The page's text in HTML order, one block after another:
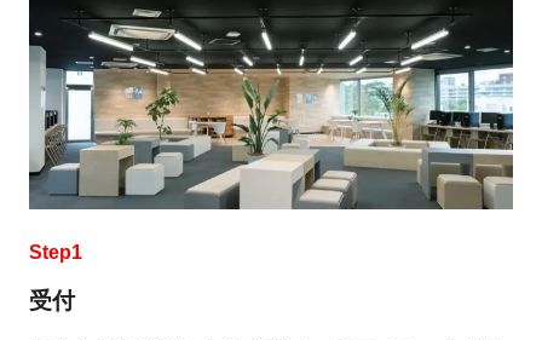
Step1
受付